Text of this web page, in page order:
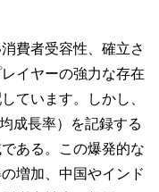
費者受容性、確立さ
イヤーの強力な存在
ています。しかし、
成長率）を記録する
ある。この爆発的な
増加、中国やインド